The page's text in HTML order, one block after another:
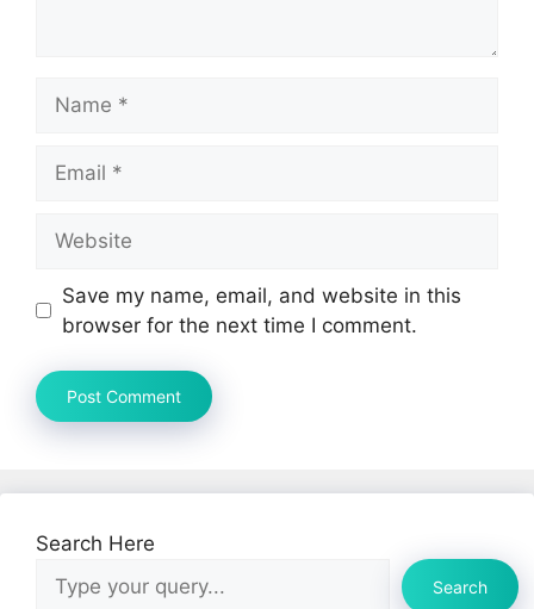
Save my name, email, and website in this
browser for the next time I comment.
Search Here
Search